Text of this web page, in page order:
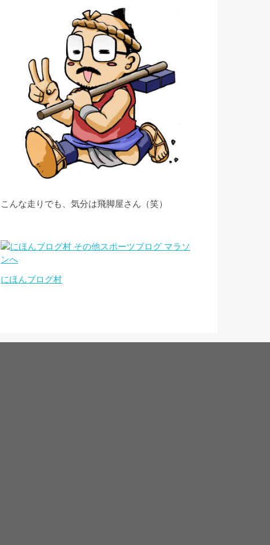
こんな走りでも、気分は飛脚屋さん（笑）
にほんブログ村